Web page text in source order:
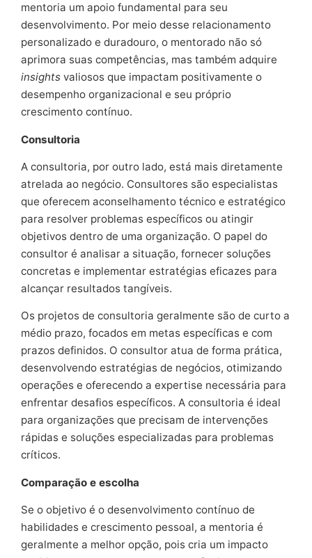
mentoria um apoio fundamental para seu
desenvolvimento. Por meio desse relacionamento
personalizado e duradouro, o mentorado não só
aprimora suas competências, mas também adquire
insights valiosos que impactam positivamente o
desempenho organizacional e seu próprio
crescimento contínuo.
Consultoria
A consultoria, por outro lado, está mais diretamente
atrelada ao negócio. Consultores são especialistas
que oferecem aconselhamento técnico e estratégico
para resolver problemas específicos ou atingir
objetivos dentro de uma organização. O papel do
consultor é analisar a situação, fornecer soluções
concretas e implementar estratégias eficazes para
alcançar resultados tangíveis.
Os projetos de consultoria geralmente são de curto a
médio prazo, focados em metas específicas e com
prazos definidos. O consultor atua de forma prática,
desenvolvendo estratégias de negócios, otimizando
operações e oferecendo a expertise necessária para
enfrentar desafios específicos. A consultoria é ideal
para organizações que precisam de intervenções
rápidas e soluções especializadas para problemas
críticos.
Comparação e escolha
Se o objetivo é o desenvolvimento contínuo de
habilidades e crescimento pessoal, a mentoria é
geralmente a melhor opção, pois cria um impacto